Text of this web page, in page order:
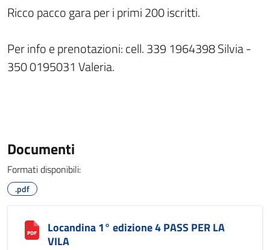
Ricco pacco gara per i primi 200 iscritti.
Per info e prenotazioni: cell. 339 1964398 Silvia -
350 0195031 Valeria.
Documenti
Formati disponibili:
.pdf
Locandina 1° edizione 4 PASS PER LA
VILA